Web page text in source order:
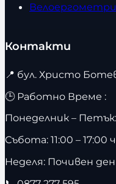
Велоергометри
Контакти
📍 бул. Христо
🕒 Работно Време :
Понеделник – Петък:
Събота: 11:00 – 17:00
Неделя: Почивен ден